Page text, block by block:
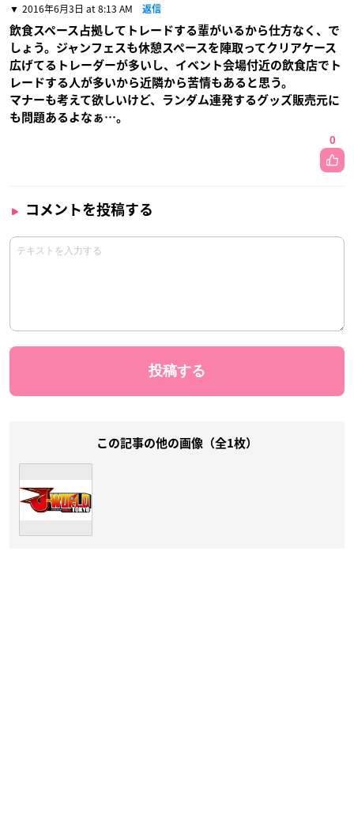
2016年6月3日 at 8:13 AM 返信
飲食スペース占拠してトレードする輩がいるから仕方なく、で
しょう。ジャンフェスも休憩スペースを陣取ってクリアケース
広げてるトレーダーが多いし、イベント会場付近の飲食店でト
レードする人が多いから近隣から苦情もあると思う。
マナーも考えて欲しいけど、ランダム連発するグッズ販売元に
も問題あるよなぁ…。
0
コメントを投稿する
この記事の他の画像（全1枚）